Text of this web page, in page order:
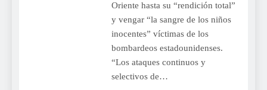
Oriente hasta su “rendición total”
y vengar “la sangre de los niños
inocentes” víctimas de los
bombardeos estadounidenses.
“Los ataques continuos y
selectivos de…